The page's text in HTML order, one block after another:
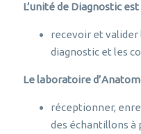
L’unité de Diagnostic
recevoir et valider
diagnostic et les
Le laboratoire
réceptionner,
des échantillons à